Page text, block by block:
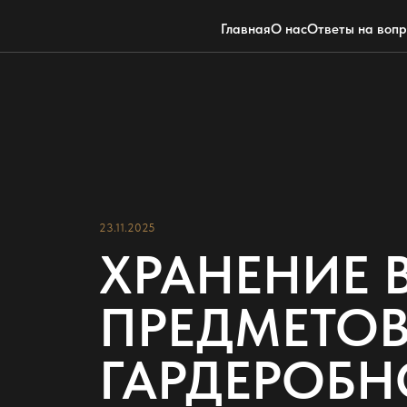
ГлавнаяО насОтветы на
23.11.2025
ХРАНЕНИЕ